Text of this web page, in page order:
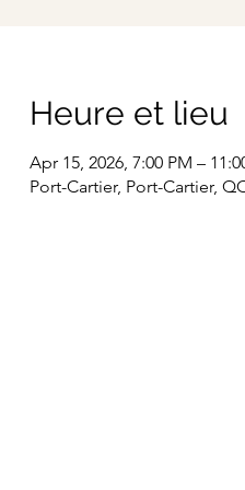
Heure et lieu
Apr 15, 2026, 7:00 PM –
Port-Cartier, Port-Cartier,